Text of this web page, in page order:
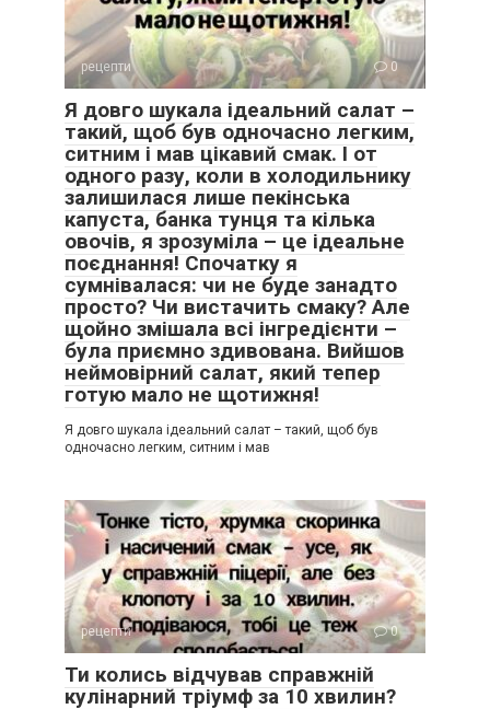
рецепти 0
Я довго шукала ідеальний салат –
такий, щоб був одночасно легким,
ситним і мав цікавий смак. І от
одного разу, коли в холодильнику
залишилася лише пекінська
капуста, банка тунця та кілька
овочів, я зрозуміла – це ідеальне
поєднання! Спочатку я
сумнівалася: чи не буде занадто
просто? Чи вистачить смаку? Але
щойно змішала всі інгредієнти –
була приємно здивована. Вийшов
неймовірний салат, який тепер
готую мало не щотижня!
Я довго шукала ідеальний салат – такий, щоб був
одночасно легким, ситним і мав
рецепти 0
Ти колись відчував справжній
кулінарний тріумф за 10 хвилин?